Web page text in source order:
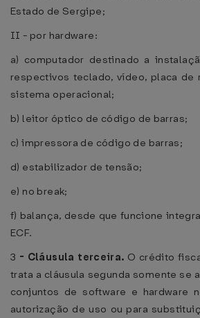
Estado de Sergipe;
II - por hardware:
a) computador destinado a
respectivos teclado, vídeo, placa de
sistema operacional;
b) leitor óptico de código de barras;
c) impressora de código de barras;
d) estabilizador de tensão;
e) no break;
f) balança, desde que funcione
ECF.
3 - Cláusula terceira. O crédito
trata a cláusula segunda somente se
conjuntos de software e hardware
autorização de uso ou para